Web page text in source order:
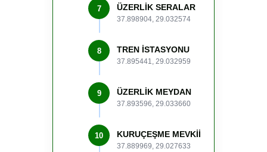
7 ÜZERLİK SERALAR
37.898904, 29.032574
8 TREN İSTASYONU
37.895441, 29.032959
9 ÜZERLİK MEYDAN
37.893596, 29.033660
10 KURUÇEŞME MEVKİİ
37.889969, 29.027633